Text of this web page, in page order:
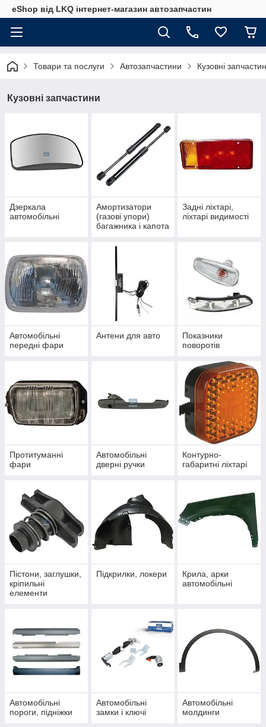
eShop від LKQ інтернет-магазин автозапчастин
Товари та послуги Автозапчастини Кузовні
Кузовні запчастини
Дзеркала
автомобільні
Амортизатори
(газові упори)
багажника і капота
Задні ліхтарі,
ліхтарі видимості
Автомобільні
передні фари
Антени для авто
Показники
поворотів
Протитуманні
фари
Автомобільні
дверні ручки
Контурно-
габаритні ліхтарі
Пістони, заглушки,
кріпильні
елементи
Підкрилки, локери
Крила, арки
автомобільні
Автомобільні
пороги, підніжки
Автомобільні
замки і ключі
Автомобільні
молдинги